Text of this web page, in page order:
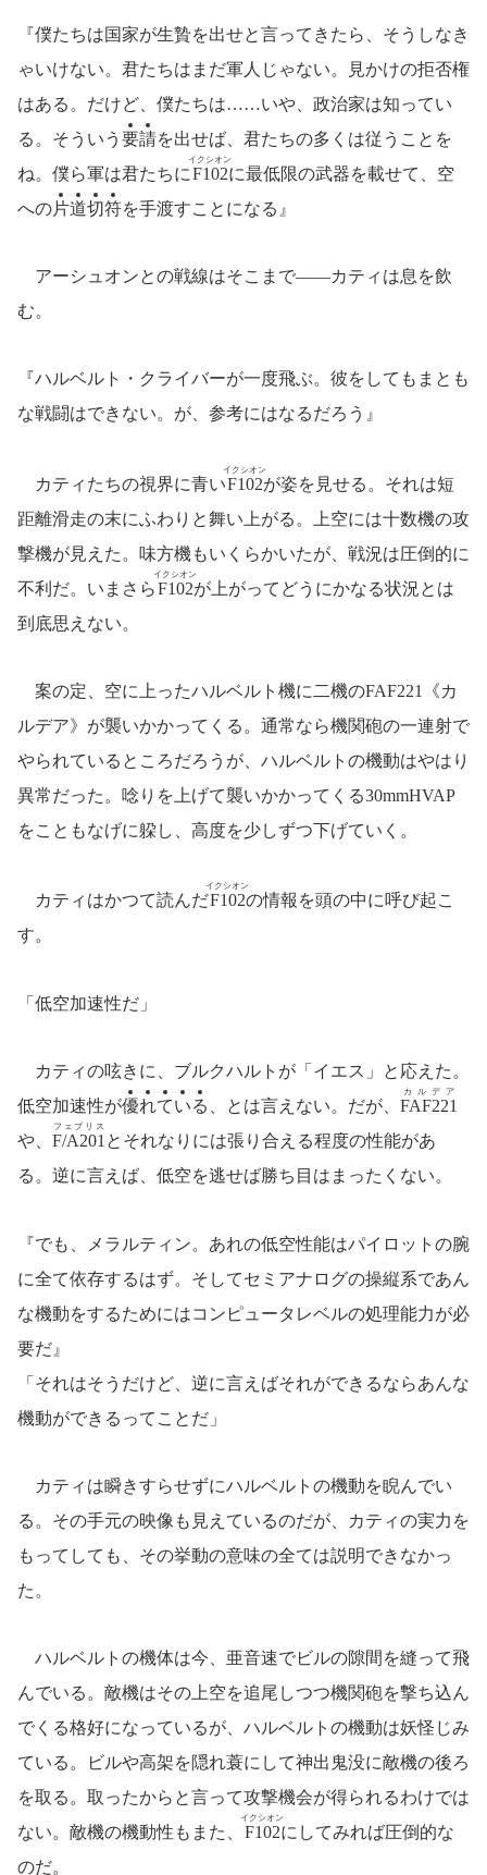
『僕たちは国家が生贄を出せと言ってきたら、そうしなき
ゃいけない。君たちはまだ軍人じゃない。見かけの拒否権
はある。だけど、僕たちは……いや、政治家は知ってい
る。そういう 要請を出せば、君たちの多くは従うことを
ね。僕ら軍は君たちにF102
イクシオン
に最低限の武器を載せて、空
への片道切符を手渡すことになる』
アーシュオンとの戦線はそこまで――カティは息を飲
む。
『ハルベルト・クライバーが一度飛ぶ。彼をしてもまとも
な戦闘はできない。が、参考にはなるだろう』
カティたちの視界に青いF102
イクシオン
が姿を見せる。それは短
距離滑走の末にふわりと舞い上がる。上空には十数機の攻
撃機が見えた。味方機もいくらかいたが、戦況は圧倒的に
不利だ。いまさらF102
イクシオン
が上がってどうにかなる状況とは
到底思えない。
案の定、空に上ったハルベルト機に二機のFAF221《カ
ルデア》が襲いかかってくる。通常なら機関砲の一連射で
やられているところだろうが、ハルベルトの機動はやはり
異常だった。唸りを上げて襲いかかってくる30mmHVAP
をこともなげに躱し、高度を少しずつ下げていく。
カティはかつて読んだF102
イクシオン
の情報を頭の中に呼び起こ
す。
「低空加速性だ」
カティの呟きに、ブルクハルトが「イエス」と応えた。
低空加速性が優れている 、とは言えない。だが、 FAF221
カルデア
や、 F/A201
フェブリス
とそれなりには張り合える程度の性能があ
る。逆に言えば、低空を逃せば勝ち目はまったくない。
『でも、メラルティン。あれの低空性能はパイロットの腕
に全て依存するはず。そしてセミアナログの操縦系であん
な機動をするためにはコンピュータレベルの処理能力が必
要だ』
「それはそうだけど、逆に言えばそれができるならあんな
機動ができるってことだ」
カティは瞬きすらせずにハルベルトの機動を睨んでい
る。その手元の映像も見えているのだが、カティの実力を
もってしても、その挙動の意味の全ては説明できなかっ
た。
ハルベルトの機体は今、亜音速でビルの隙間を縫って飛
んでいる。敵機はその上空を追尾しつつ機関砲を撃ち込ん
でくる格好になっているが、ハルベルトの機動は妖怪じみ
ている。ビルや高架を隠れ蓑にして神出鬼没に敵機の後ろ
を取る。取ったからと言って攻撃機会が得られるわけでは
ない。敵機の機動性もまた、 F102
イクシオン
にしてみれば圧倒的な
のだ。